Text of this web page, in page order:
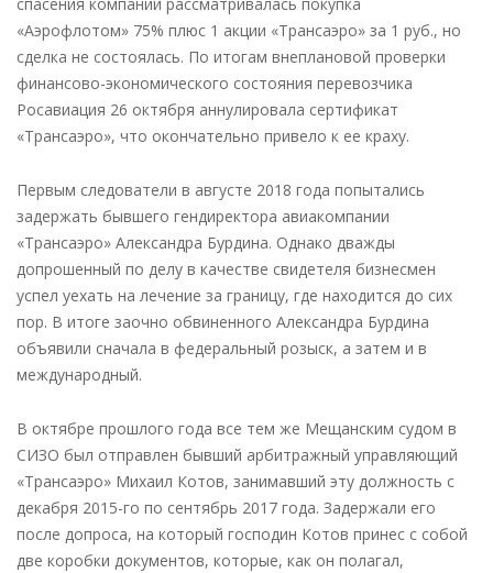
«Аэрофлотом» 75% плюс 1 акции «Трансаэро» за 1 руб., но
сделка не состоялась. По итогам внеплановой проверки
финансово-экономического состояния перевозчика
Росавиация 26 октября аннулировала сертификат
«Трансаэро», что окончательно привело к ее краху.
Первым следователи в августе 2018 года попытались
задержать бывшего гендиректора авиакомпании
«Трансаэро» Александра Бурдина. Однако дважды
допрошенный по делу в качестве свидетеля бизнесмен
успел уехать на лечение за границу, где находится до сих
пор. В итоге заочно обвиненного Александра Бурдина
объявили сначала в федеральный розыск, а затем и в
международный.
В октябре прошлого года все тем же Мещанским судом в
СИЗО был отправлен бывший арбитражный управляющий
«Трансаэро» Михаил Котов, занимавший эту должность с
декабря 2015-го по сентябрь 2017 года. Задержали его
после допроса, на который господин Котов принес с собой
две коробки документов, которые, как он полагал,